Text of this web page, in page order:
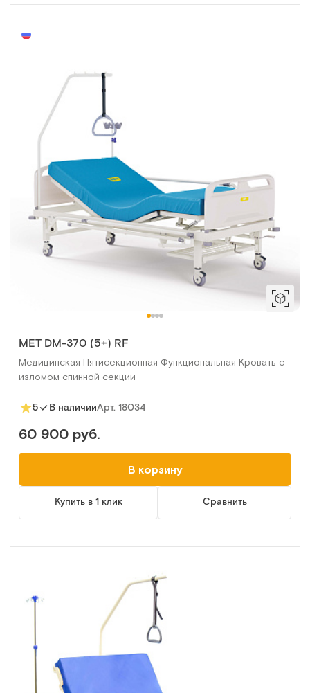
MET DM-370 (5+) RF
Медицинская Пятисекционная Функциональная Кровать с
изломом спинной секции
5 В наличииАрт. 18034
60 900 руб.
В корзину
Купить в 1 клик Сравнить